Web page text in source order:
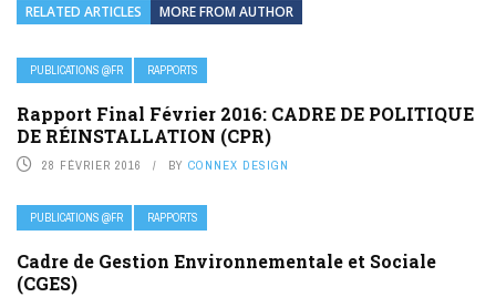
RELATED ARTICLES MORE FROM AUTHOR
PUBLICATIONS @FR RAPPORTS
Rapport Final Février 2016: CADRE DE POLITIQUE
DE RÉINSTALLATION (CPR)
28 FÉVRIER 2016 BY CONNEX DESIGN
PUBLICATIONS @FR RAPPORTS
Cadre de Gestion Environnementale et Sociale
(CGES)